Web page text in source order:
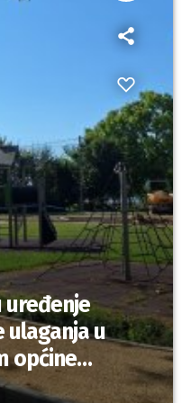
uređenje
ulaganja u
općine